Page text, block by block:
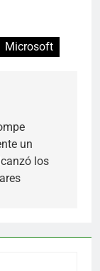
Microsoft
un
los